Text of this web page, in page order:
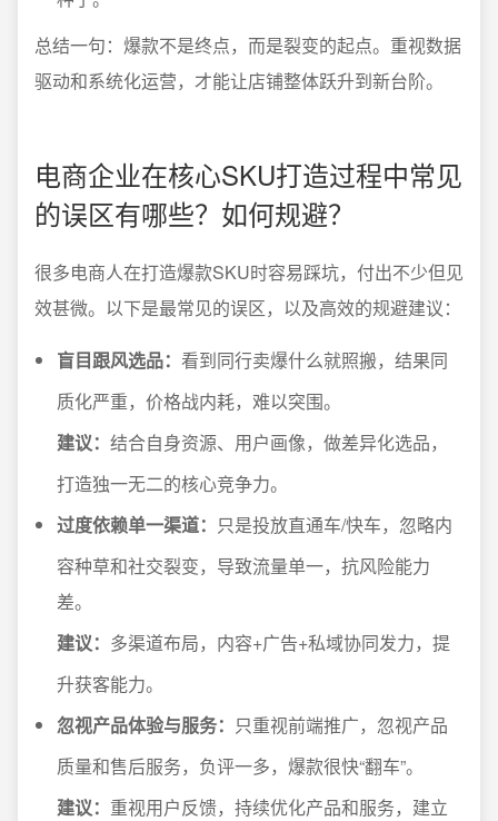
总结一句：爆款不是终点，而是裂变的起点。重视数据
驱动和系统化运营，才能让店铺整体跃升到新台阶。
电商企业在核心SKU打造过程中常见
的误区有哪些？如何规避？
很多电商人在打造爆款SKU时容易踩坑，付出不少但见
效甚微。以下是最常见的误区，以及高效的规避建议：
盲目跟风选品： 看到同行卖爆什么就照搬，结果同
质化严重，价格战内耗，难以突围。
建议： 结合自身资源、用户画像，做差异化选品，
打造独一无二的核心竞争力。
过度依赖单一渠道： 只是投放直通车/快车，忽略内
容种草和社交裂变，导致流量单一，抗风险能力
差。
建议： 多渠道布局，内容+广告+私域协同发力，提
升获客能力。
忽视产品体验与服务： 只重视前端推广，忽视产品
质量和售后服务，负评一多，爆款很快“翻车”。
建议： 重视用户反馈，持续优化产品和服务，建立